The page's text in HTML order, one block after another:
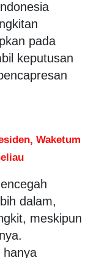
pada
keputusan
Waketum
dalam,
meskipun
hanya